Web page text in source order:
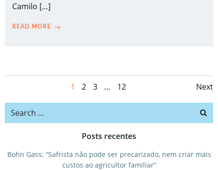
Camilo […]
READ MORE
navigation
Page
1 Page
2 Page
3 … Page
12
Next
Search
Posts recentes
Bohn Gass: “Safrista não pode ser precarizado, nem criar mais
custos ao agricultor familiar”